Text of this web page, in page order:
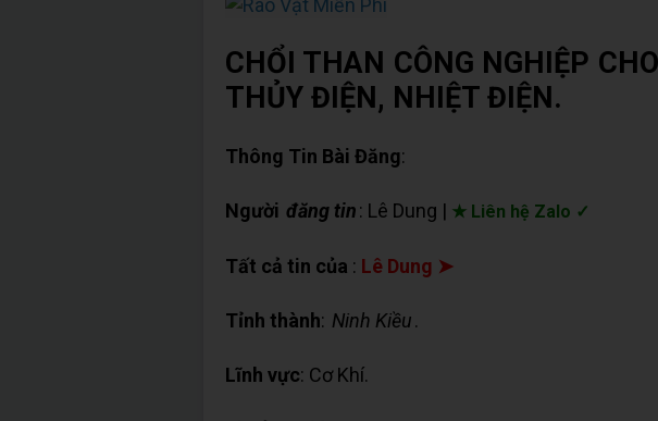
CHỔI THAN CÔNG NGHIỆP
THỦY ĐIỆN, NHIỆT ĐIỆN.
Thông Tin Bài Đăng:
Người đăng tin: Lê Dung | ★ Liên hệ Zalo ✓
Tất cả tin của : Lê Dung ➤
Tỉnh thành: Ninh Kiều.
Lĩnh vực: Cơ Khí.